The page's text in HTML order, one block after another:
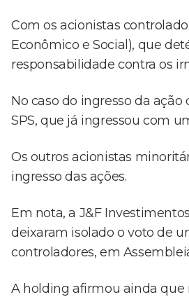
Com os acionistas
Econômico e Social), que
responsabilidade contra os
No caso do ingresso da
SPS, que já ingressou com
Os outros acionistas
ingresso das ações.
Em nota, a J&F
deixaram isolado o voto de
controladores, em
A holding afirmou ainda que